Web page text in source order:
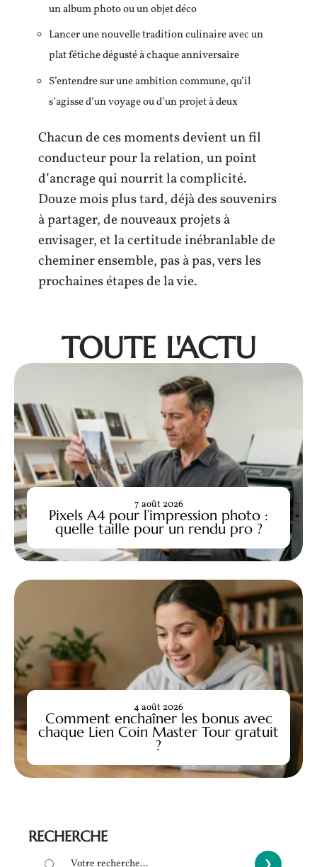
un album photo ou un objet déco
Lancer une nouvelle tradition culinaire avec un
plat fétiche dégusté à chaque anniversaire
S’entendre sur une ambition commune, qu’il
s’agisse d’un voyage ou d’un projet à deux
Chacun de ces moments devient un fil
conducteur pour la relation, un point
d’ancrage qui nourrit la complicité.
Douze mois plus tard, déjà des souvenirs
à partager, de nouveaux projets à
envisager, et la certitude inébranlable de
cheminer ensemble, pas à pas, vers les
prochaines étapes de la vie.
TOUTE L'ACTU
Pixels A4 pour l’impression photo :
quelle taille pour un rendu pro ?
7 août 2026
Comment enchaîner les bonus avec
chaque Lien Coin Master Tour gratuit
?
4 août 2026
RECHERCHE